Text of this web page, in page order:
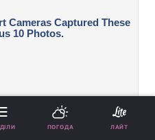
ПОГОДА ЛАЙТ